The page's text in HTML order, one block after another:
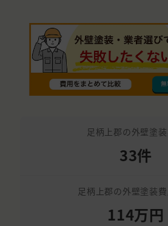
足柄上郡の外壁塗
33件
足柄上郡の外壁塗装
114万円